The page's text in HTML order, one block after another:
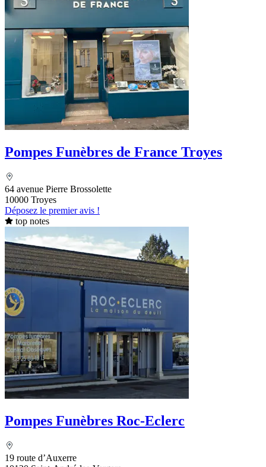
Pompes Funèbres de France Troyes
64 avenue Pierre Brossolette
10000 Troyes
Déposez le premier avis !
top notes
Pompes Funèbres Roc-Eclerc
19 route d’Auxerre